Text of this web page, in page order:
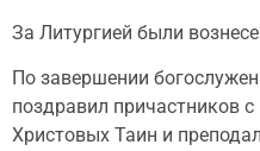
За Литургией были
По завершении
поздравил причастников
Христовых Таин и